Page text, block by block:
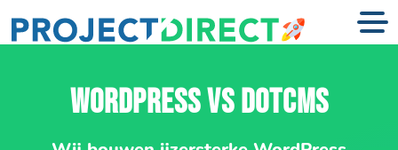
WORDPRESS VS DOTCMS